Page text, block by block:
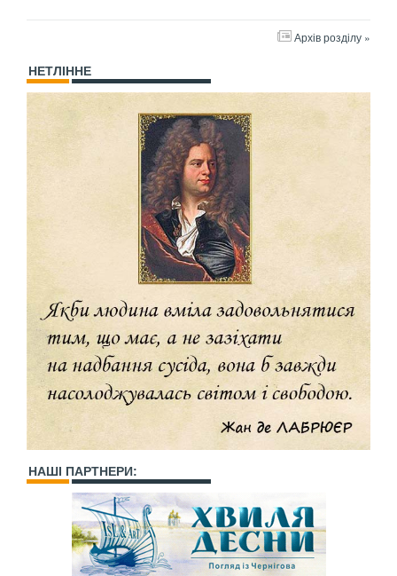
Архів розділу »
НЕТЛІННЕ
НАШІ ПАРТНЕРИ: